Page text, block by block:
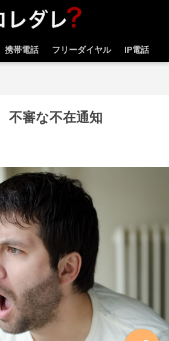
携帯電話 フリーダイヤル IP電話
不審な不在通知